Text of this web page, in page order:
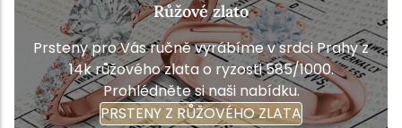
Růžové zlato
Prsteny pro Vás ručně vyrábíme v srdci Prahy z
14k růžového zlata o ryzosti 585/1000.
Prohlédněte si naši nabídku.
PRSTENY Z RŮŽOVÉHO ZLATA